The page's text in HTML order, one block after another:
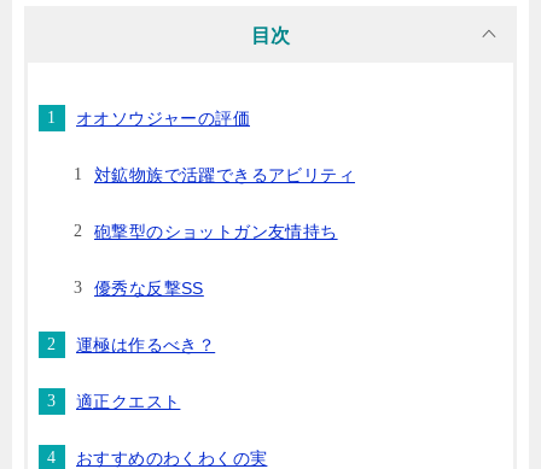
目次
オオソウジャーの評価
対鉱物族で活躍できるアビリティ
砲撃型のショットガン友情持ち
優秀な反撃SS
運極は作るべき？
適正クエスト
おすすめのわくわくの実